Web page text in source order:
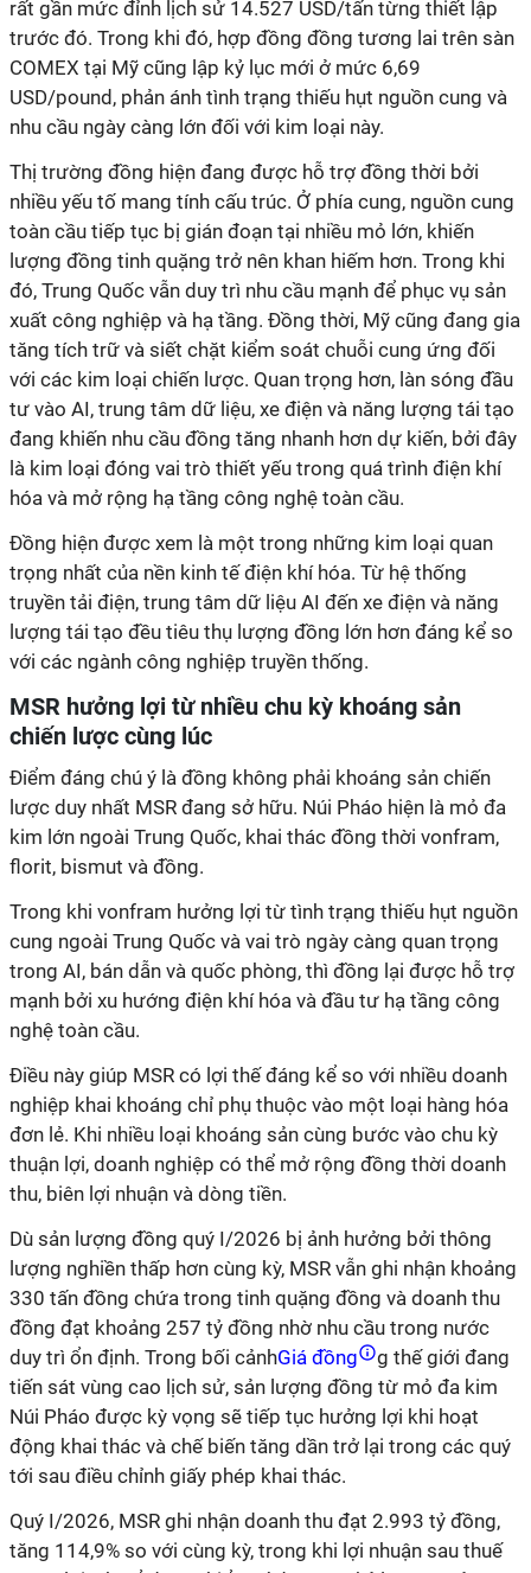
rất gần mức đỉnh lịch sử 14.527 USD/tấn từng thiết lập
trước đó. Trong khi đó, hợp đồng đồng tương lai trên sàn
COMEX tại Mỹ cũng lập kỷ lục mới ở mức 6,69
USD/pound, phản ánh tình trạng thiếu hụt nguồn cung và
nhu cầu ngày càng lớn đối với kim loại này.
Thị trường đồng hiện đang được hỗ trợ đồng thời bởi
nhiều yếu tố mang tính cấu trúc. Ở phía cung, nguồn cung
toàn cầu tiếp tục bị gián đoạn tại nhiều mỏ lớn, khiến
lượng đồng tinh quặng trở nên khan hiếm hơn. Trong khi
đó, Trung Quốc vẫn duy trì nhu cầu mạnh để phục vụ sản
xuất công nghiệp và hạ tầng. Đồng thời, Mỹ cũng đang gia
tăng tích trữ và siết chặt kiểm soát chuỗi cung ứng đối
với các kim loại chiến lược. Quan trọng hơn, làn sóng đầu
tư vào AI, trung tâm dữ liệu, xe điện và năng lượng tái tạo
đang khiến nhu cầu đồng tăng nhanh hơn dự kiến, bởi đây
là kim loại đóng vai trò thiết yếu trong quá trình điện khí
hóa và mở rộng hạ tầng công nghệ toàn cầu.
Đồng hiện được xem là một trong những kim loại quan
trọng nhất của nền kinh tế điện khí hóa. Từ hệ thống
truyền tải điện, trung tâm dữ liệu AI đến xe điện và năng
lượng tái tạo đều tiêu thụ lượng đồng lớn hơn đáng kể so
với các ngành công nghiệp truyền thống.
MSR hưởng lợi từ nhiều chu kỳ khoáng sản
chiến lược cùng lúc
Điểm đáng chú ý là đồng không phải khoáng sản chiến
lược duy nhất MSR đang sở hữu. Núi Pháo hiện là mỏ đa
kim lớn ngoài Trung Quốc, khai thác đồng thời vonfram,
florit, bismut và đồng.
Trong khi vonfram hưởng lợi từ tình trạng thiếu hụt nguồn
cung ngoài Trung Quốc và vai trò ngày càng quan trọng
trong AI, bán dẫn và quốc phòng, thì đồng lại được hỗ trợ
mạnh bởi xu hướng điện khí hóa và đầu tư hạ tầng công
nghệ toàn cầu.
Điều này giúp MSR có lợi thế đáng kể so với nhiều doanh
nghiệp khai khoáng chỉ phụ thuộc vào một loại hàng hóa
đơn lẻ. Khi nhiều loại khoáng sản cùng bước vào chu kỳ
thuận lợi, doanh nghiệp có thể mở rộng đồng thời doanh
thu, biên lợi nhuận và dòng tiền.
Dù sản lượng đồng quý I/2026 bị ảnh hưởng bởi thông
lượng nghiền thấp hơn cùng kỳ, MSR vẫn ghi nhận khoảng
330 tấn đồng chứa trong tinh quặng đồng và doanh thu
đồng đạt khoảng 257 tỷ đồng nhờ nhu cầu trong nước
duy trì ổn định. Trong bối cảnhGiá đồng g thế giới đang
tiến sát vùng cao lịch sử, sản lượng đồng từ mỏ đa kim
Núi Pháo được kỳ vọng sẽ tiếp tục hưởng lợi khi hoạt
động khai thác và chế biến tăng dần trở lại trong các quý
tới sau điều chỉnh giấy phép khai thác.
Quý I/2026, MSR ghi nhận doanh thu đạt 2.993 tỷ đồng,
tăng 114,9% so với cùng kỳ, trong khi lợi nhuận sau thuế